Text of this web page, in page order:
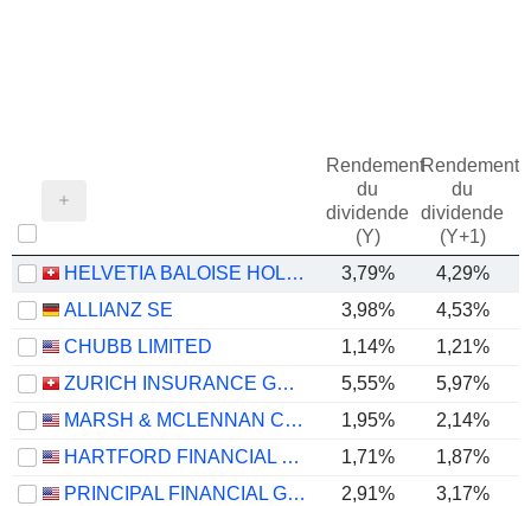
Rendement
du
dividende
(Y)
Rendement
du
dividende
(Y+1)
HELVETIA BALOISE HOLDING AG 3,79% 4,29%
ALLIANZ SE
3,98% 4,53%
CHUBB LIMITED
1,14% 1,21%
ZURICH INSURANCE GROUP LTD
5,55% 5,97%
MARSH & MCLENNAN COMPANIES
1,95% 2,14%
HARTFORD FINANCIAL SERVICES GROUP (THE), INC.
1,71% 1,87%
PRINCIPAL FINANCIAL GROUP, INC.
2,91%
3,17%